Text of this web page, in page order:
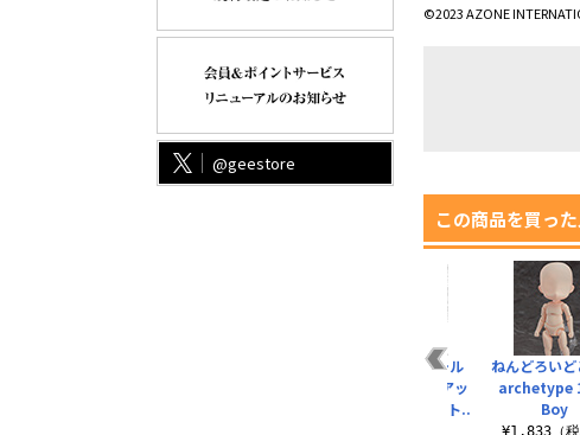
@geestore
©2023 AZONE
この商品を買っ
【1/6サイズドール
用】1／6 レースアッ
ププレーンショート..
ねんどろいど
archetype
Boy
¥1,833（税